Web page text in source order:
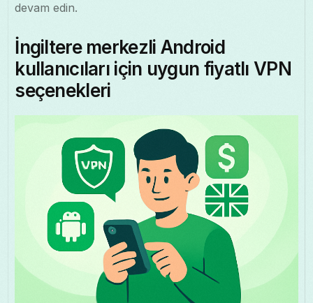
devam edin.
İngiltere merkezli Android
kullanıcıları için uygun fiyatlı VPN
seçenekleri